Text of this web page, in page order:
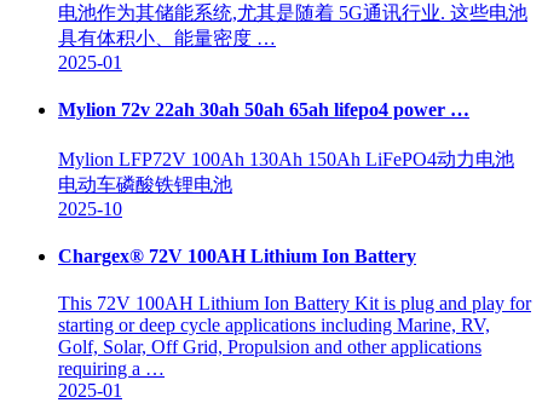
电池作为其储能系统,尤其是随着 5G通讯行业. 这些电池
具有体积小、能量密度 …
2025-01
Mylion 72v 22ah 30ah 50ah 65ah lifepo4 power …
Mylion LFP72V 100Ah 130Ah 150Ah LiFePO4动力电池
电动车磷酸铁锂电池
2025-10
Chargex® 72V 100AH Lithium Ion Battery
This 72V 100AH Lithium Ion Battery Kit is plug and play for
starting or deep cycle applications including Marine, RV,
Golf, Solar, Off Grid, Propulsion and other applications
requiring a …
2025-01